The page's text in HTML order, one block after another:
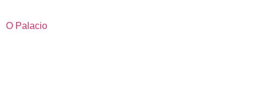
O Palacio